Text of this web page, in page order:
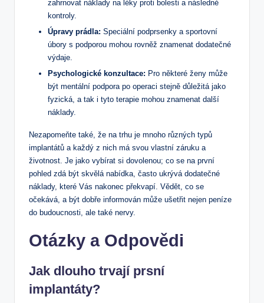
zahrnovat náklady na léky proti bolesti a následné
kontroly.
Úpravy prádla: Speciální podprsenky a sportovní
úbory s podporou mohou rovněž znamenat dodatečné
výdaje.
Psychologické konzultace: Pro některé ženy může
být mentální podpora po operaci stejně důležitá jako
fyzická, a tak i tyto terapie mohou znamenat další
náklady.
Nezapomeňte také, že na trhu je mnoho různých typů
implantátů a každý z nich má svou vlastní záruku a
životnost. Je jako vybírat si dovolenou; co se na první
pohled zdá být skvělá nabídka, často ukrývá dodatečné
náklady, které Vás nakonec překvapí. Vědět, co se
očekává, a být dobře informován může ušetřit nejen peníze
do budoucnosti, ale také nervy.
Otázky a Odpovědi
Jak dlouho trvají prsní
implantáty?